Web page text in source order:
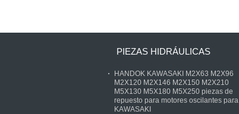
PIEZAS HIDRÁULICAS
HANDOK KAWASAKI M2X63 M2X96
M2X120 M2X146 M2X150 M2X210
M5X130 M5X180 M5X250 piezas de
repuesto para motores oscilantes para
KAWASAKI